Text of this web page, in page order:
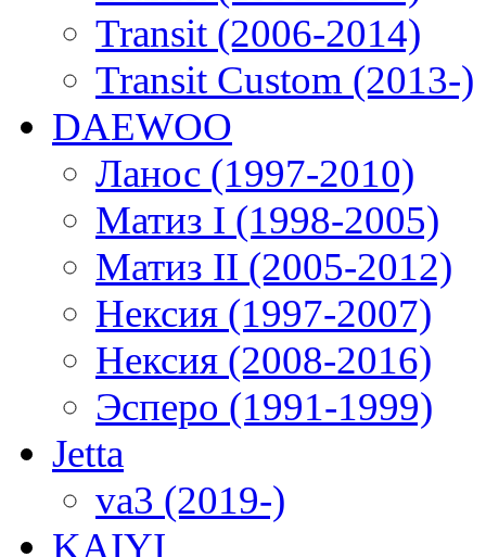
Transit (2006-2014)
Transit Custom (2013-)
DAEWOO
Ланос (1997-2010)
Матиз I (1998-2005)
Матиз II (2005-2012)
Нексия (1997-2007)
Нексия (2008-2016)
Эсперо (1991-1999)
Jetta
va3 (2019-)
KAIYI